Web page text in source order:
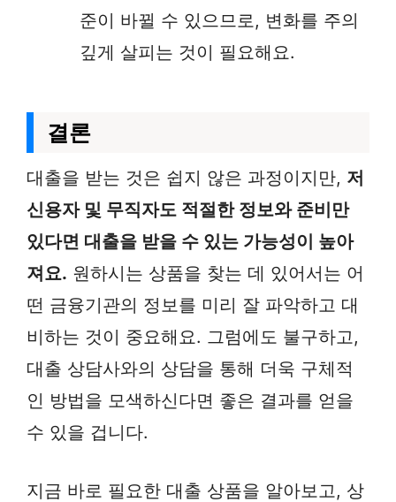
준이 바뀔 수 있으므로, 변화를 주의
깊게 살피는 것이 필요해요.
결론
대출을 받는 것은 쉽지 않은 과정이지만, 저
신용자 및 무직자도 적절한 정보와 준비만
있다면 대출을 받을 수 있는 가능성이 높아
져요. 원하시는 상품을 찾는 데 있어서는 어
떤 금융기관의 정보를 미리 잘 파악하고 대
비하는 것이 중요해요. 그럼에도 불구하고,
대출 상담사와의 상담을 통해 더욱 구체적
인 방법을 모색하신다면 좋은 결과를 얻을
수 있을 겁니다.
지금 바로 필요한 대출 상품을 알아보고, 상